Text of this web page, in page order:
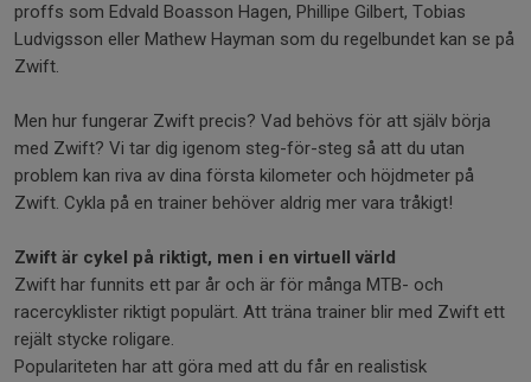
proffs som Edvald Boasson Hagen, Phillipe Gilbert, Tobias
Ludvigsson eller Mathew Hayman som du regelbundet kan se på
Zwift.
Men hur fungerar Zwift precis? Vad behövs för att själv börja
med Zwift? Vi tar dig igenom steg-för-steg så att du utan
problem kan riva av dina första kilometer och höjdmeter på
Zwift. Cykla på en trainer behöver aldrig mer vara tråkigt!
Zwift är cykel på riktigt, men i en virtuell värld
Zwift har funnits ett par år och är för många MTB- och
racercyklister riktigt populärt. Att träna trainer blir med Zwift ett
rejält stycke roligare.
Populariteten har att göra med att du får en realistisk